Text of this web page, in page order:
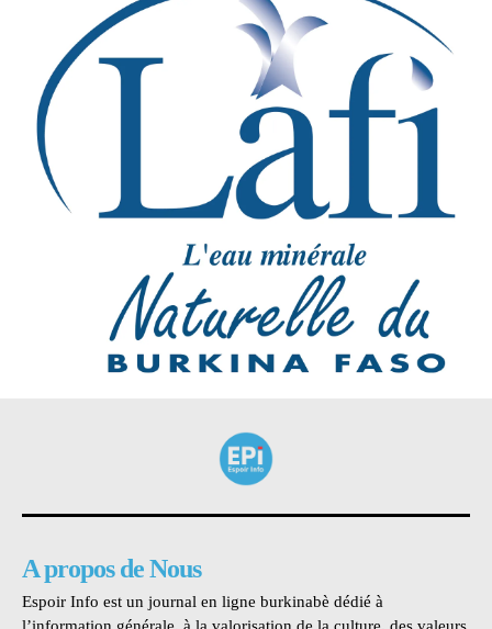
A propos de Nous
Espoir Info est un journal en ligne burkinabè dédié à